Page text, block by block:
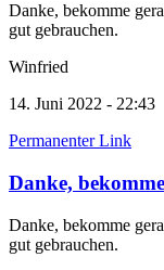
Danke, bekomme
gut gebrauchen.
Winfried
14. Juni 2022 - 22:43
Permanenter Link
Danke,
Danke, bekomme
gut gebrauchen.